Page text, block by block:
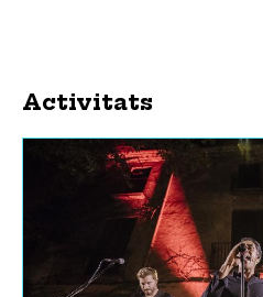
Activitats